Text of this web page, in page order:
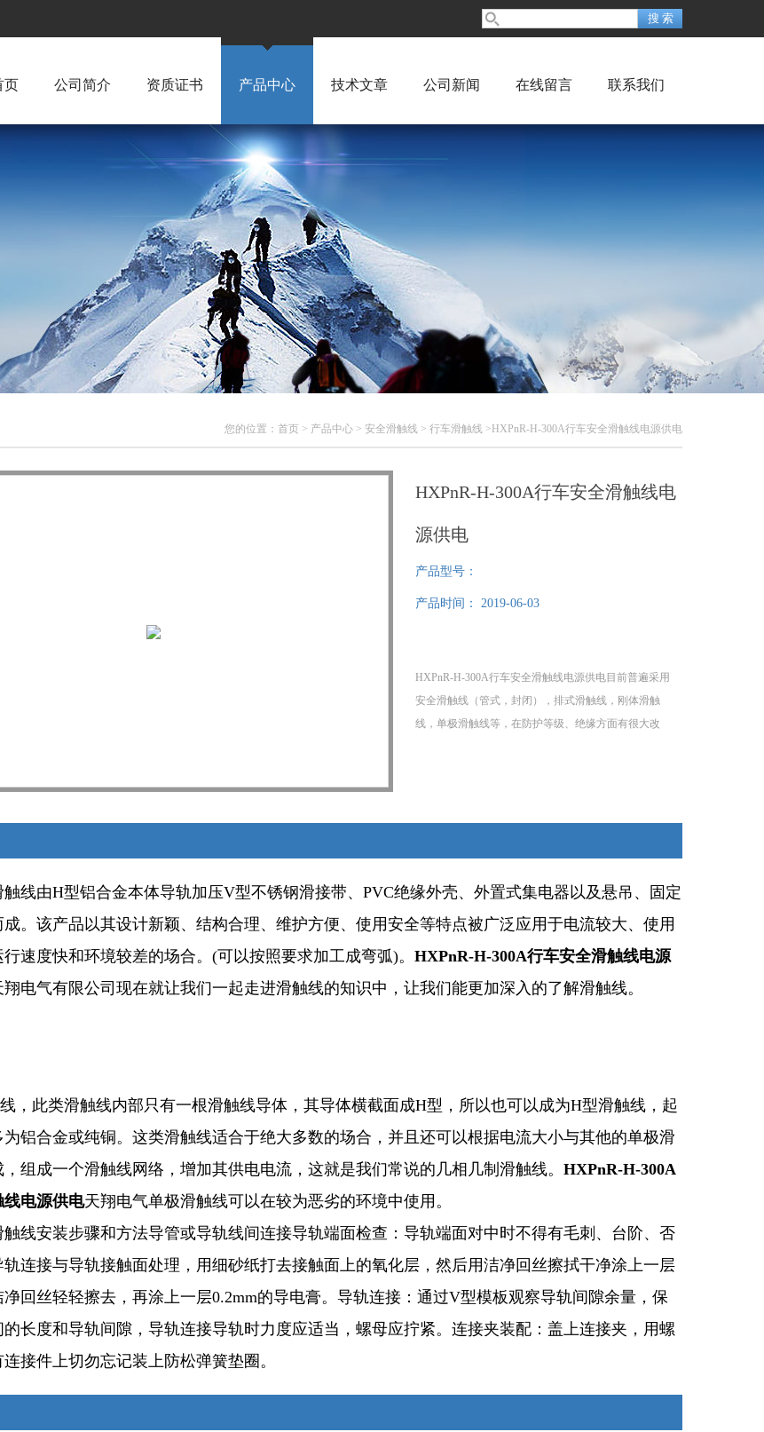
页 公司简介 资质证书 产品中心 技术文章 公司新闻 在线留言 联系我们
您的位置： 首页 > 产品中心 > 安全滑触线 > 行车滑触线 >HXPnR-H-300A行车安全滑触线电源供电
HXPnR-H-300A行车安全滑触线电
源供电
产品型号：
产品时间： 2019-06-03
HXPnR-H-300A行车安全滑触线电源供电目前普遍采用
安全滑触线（管式，封闭），排式滑触线，刚体滑触
线，单极滑触线等，在防护等级、绝缘方面有很大改
线由H型铝合金本体导轨加压V型不锈钢滑接带、PVC绝缘外壳、外置式集电器以及悬吊、固定
。该产品以其设计新颖、结构合理、维护方便、使用安全等特点被广泛应用于电流较大、使用
速度快和环境较差的场合。(可以按照要求加工成弯弧)。 HXPnR-H-300A行车安全滑触线电源
电气有限公司现在就让我们一起走进滑触线的知识中，让我们能更加深入的了解滑触线。
，此类滑触线内部只有一根滑触线导体，其导体横截面成H型，所以也可以成为H型滑触线，起
为铝合金或纯铜。这类滑触线适合于绝大多数的场合，并且还可以根据电流大小与其他的单极滑
组成一个滑触线网络，增加其供电电流，这就是我们常说的几相几制滑触线。 HXPnR-H-300A
电源供电天翔电气单极滑触线可以在较为恶劣的环境中使用。
线安装步骤和方法导管或导轨线间连接导轨端面检查：导轨端面对中时不得有毛刺、台阶、否
轨连接与导轨接触面处理，用细砂纸打去接触面上的氧化层，然后用洁净回丝擦拭干净涂上一层
回丝轻轻擦去，再涂上一层0.2mm的导电膏。导轨连接：通过V型模板观察导轨间隙余量，保
长度和导轨间隙，导轨连接导轨时力度应适当，螺母应拧紧。连接夹装配：盖上连接夹，用螺
接件上切勿忘记装上防松弹簧垫圈。